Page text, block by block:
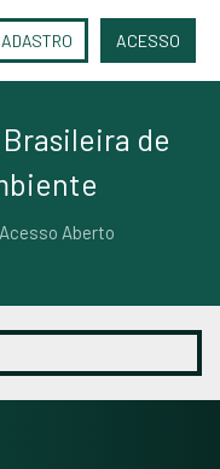
ACESSO
de
Aberto